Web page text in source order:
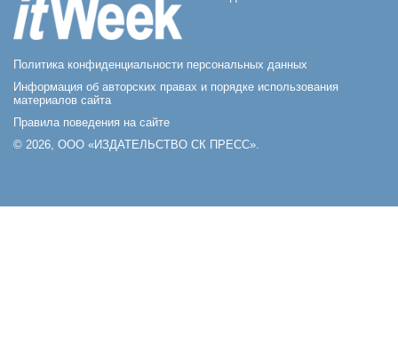
Политика конфиденциальности персональных данных
Информация об авторских правах и порядке использования
материалов сайта
Правила поведения на сайте
© 2026, ООО «ИЗДАТЕЛЬСТВО СК ПРЕСС».